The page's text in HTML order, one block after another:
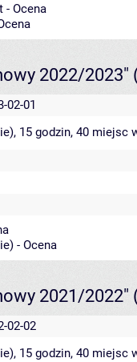
- Ocena
2022/2023"
02-01
15 godzin, 40 miejsc
- Ocena
2021/2022"
02-02
15 godzin, 40 miejsc